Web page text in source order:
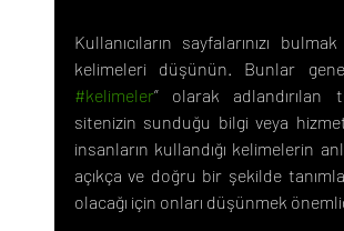
Kullanıcıların sayfalarınızı
#kelimeler” olarak adlandırılan
sitenizin sunduğu bilgi veya
insanların kullandığı kelimelerin
açıkça ve doğru bir şekilde
olacağı için onları düşünmek